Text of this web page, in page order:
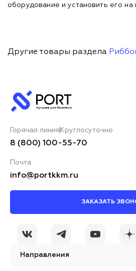
оборудование и установить его
Другие товары раздела
Направления
Горячая линия Круглосуточно
8 (800) 100-55-70
Почта
info@portkkm.ru
ЗАКАЗАТЬ